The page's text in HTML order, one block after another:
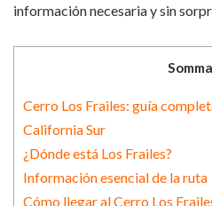
información necesaria y sin
Cerro Los Frailes: guía
California Sur
¿Dónde está Los Frailes?
Información esencial de la ruta
Cómo llegar al Cerro Los